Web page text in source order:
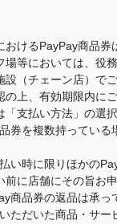
おけるPayPay商品
場等においては、役
（チェーン店）で
上、有効期限内にご
「支払い方法」の選
券を複数持ってい
い時に限りほかの
に店舗にその旨お申
商品券の返品は承っ
ただいた商品・サ